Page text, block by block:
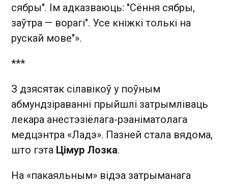
сябры". Ім адказваюць: "Сёння сябры,
заўтра — ворагі". Усе кніжкі толькі на
рускай мове"».
***
З дзясятак сілавікоў у поўным
абмундзіраванні прыйшлі затрымліваць
лекара анестэзіёлага-рэаніматолага
медцэнтра «Ладэ». Пазней стала вядома,
што гэта Цімур Лозка.
На «пакаяльным» відэа затрыманага